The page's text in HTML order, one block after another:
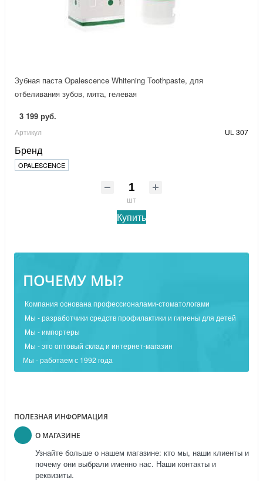
ПОЧЕМУ МЫ?
Компания основана профессионалами-стоматологами
Мы - разработчики средств профилактики и гигиены для детей
Мы - импортеры
Мы - это оптовый склад и интернет-магазин
Мы - работаем с 1992 года
ПОЛЕЗНАЯ ИНФОРМАЦИЯ
О МАГАЗИНЕ
Узнайте больше о нашем магазине: кто мы, наши клиенты и
почему они выбрали именно нас. Наши контакты и
реквизиты.
Зубная паста Opalescence Whitening Toothpaste, для
отбеливания зубов, мята, гелевая
3 199 руб.
Артикул UL 307
Бренд
OPALESCENCE
шт
Купить